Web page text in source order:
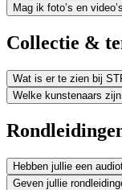
Mag ik foto’s en
Collectie &
Wat is er te zien bij
Welke kunstenaars
Hebben jullie een
Geven jullie